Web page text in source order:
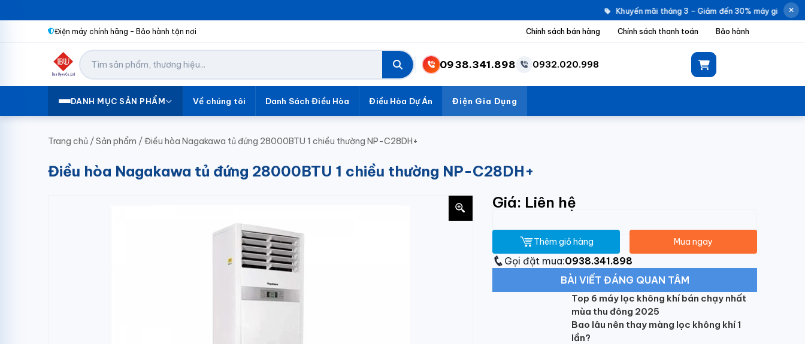
Khuyến mãi tháng 3 – Giảm đến 30% máy giặt
Điện máy chính hãng – Bảo hành tận nơi Chính sách bán hàng Chính sách thanh toán Bảo hành
0938.341.898 0932.020.998
DANH MỤC SẢN PHẨM Về chúng tôi Danh Sách Điều Hòa Điều Hòa Dự Án Điện Gia Dụng
Trang chủ /Sản phẩm /Điều hòa Nagakawa tủ đứng 28000BTU 1 chiều thường NP-C28DH+
Điều hòa Nagakawa tủ đứng 28000BTU 1 chiều thường NP-C28DH+
Giá: Liên hệ
Thêm giỏ hàng Mua ngay
Gọi đặt mua:0938.341.898
BÀI VIẾT ĐÁNG QUAN TÂM
Top 6 máy lọc không khí bán chạy nhất
mùa thu đông 2025
Bao lâu nên thay màng lọc không khí 1
lần?